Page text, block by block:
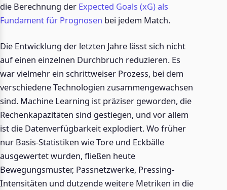
die Berechnung der Expected Goals (xG) als
Fundament für Prognosen bei jedem Match.
Die Entwicklung der letzten Jahre lässt sich nicht
auf einen einzelnen Durchbruch reduzieren. Es
war vielmehr ein schrittweiser Prozess, bei dem
verschiedene Technologien zusammengewachsen
sind. Machine Learning ist präziser geworden, die
Rechenkapazitäten sind gestiegen, und vor allem
ist die Datenverfügbarkeit explodiert. Wo früher
nur Basis-Statistiken wie Tore und Eckbälle
ausgewertet wurden, fließen heute
Bewegungsmuster, Passnetzwerke, Pressing-
Intensitäten und dutzende weitere Metriken in die